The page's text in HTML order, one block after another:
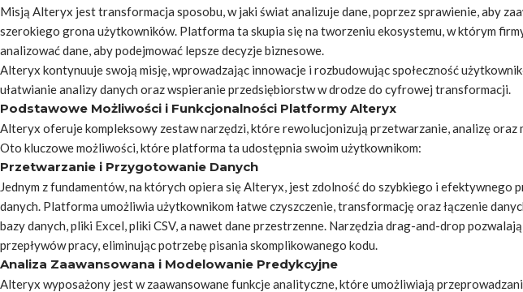
Misją Alteryx jest transformacja sposobu, w jaki świat analizuje dane, poprzez sprawienie, aby
szerokiego grona użytkowników. Platforma ta skupia się na tworzeniu ekosystemu, w którym
analizować dane, aby podejmować lepsze decyzje biznesowe.
Alteryx kontynuuje swoją misję, wprowadzając innowacje i rozbudowując społeczność
ułatwianie analizy danych oraz wspieranie przedsiębiorstw w drodze do cyfrowej transformacji.
Podstawowe Możliwości i Funkcjonalności Platformy Alteryx
Alteryx oferuje kompleksowy zestaw narzędzi, które rewolucjonizują przetwarzanie, analizę oraz
Oto kluczowe możliwości, które platforma ta udostępnia swoim użytkownikom:
Przetwarzanie i Przygotowanie Danych
Jednym z fundamentów, na których opiera się Alteryx, jest zdolność do szybkiego i efektywnego
danych. Platforma umożliwia użytkownikom łatwe czyszczenie, transformację oraz łączenie
bazy danych, pliki Excel, pliki CSV, a nawet dane przestrzenne. Narzędzia drag-and-drop
przepływów pracy, eliminując potrzebę pisania skomplikowanego kodu.
Analiza Zaawansowana i Modelowanie Predykcyjne
Alteryx wyposażony jest w zaawansowane funkcje analityczne, które umożliwiają